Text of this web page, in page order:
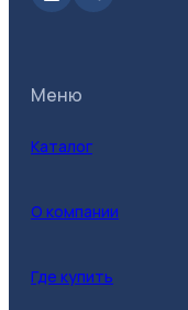
Меню
Каталог
О компании
Где купить